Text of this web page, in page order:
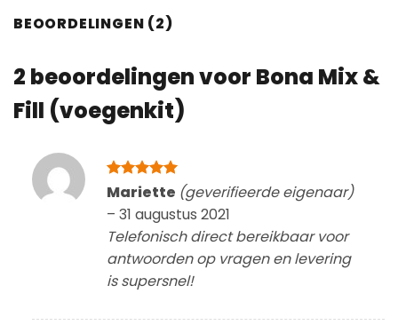
BEOORDELINGEN (2)
2 beoordelingen voor Bona Mix &
Fill (voegenkit)
Gewaardeerd
Mariette (geverifieerde eigenaar)
– 31 augustus 2021
Telefonisch direct bereikbaar voor
antwoorden op vragen en levering
is supersnel!